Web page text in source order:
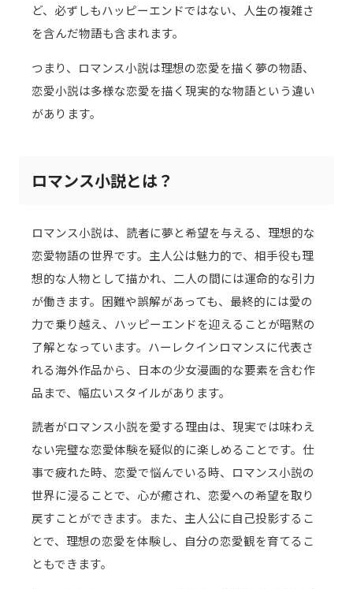
ど、必ずしもハッピーエンドではない、人生の複雑さ
を含んだ物語も含まれます。
つまり、ロマンス小説は理想の恋愛を描く夢の物語、
恋愛小説は多様な恋愛を描く現実的な物語という違い
があります。
ロマンス小説とは？
ロマンス小説は、読者に夢と希望を与える、理想的な
恋愛物語の世界です。主人公は魅力的で、相手役も理
想的な人物として描かれ、二人の間には運命的な引力
が働きます。困難や誤解があっても、最終的には愛の
力で乗り越え、ハッピーエンドを迎えることが暗黙の
了解となっています。ハーレクインロマンスに代表さ
れる海外作品から、日本の少女漫画的な要素を含む作
品まで、幅広いスタイルがあります。
読者がロマンス小説を愛する理由は、現実では味わえ
ない完璧な恋愛体験を疑似的に楽しめることです。仕
事で疲れた時、恋愛で悩んでいる時、ロマンス小説の
世界に浸ることで、心が癒され、恋愛への希望を取り
戻すことができます。また、主人公に自己投影するこ
とで、理想の恋愛を体験し、自分の恋愛観を育てるこ
ともできます。